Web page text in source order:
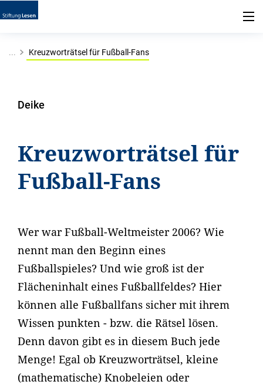
... Kreuzworträtsel für Fußball-Fans
Deike
Kreuzworträtsel für
Fußball-Fans
Wer war Fußball-Weltmeister 2006? Wie
nennt man den Beginn eines
Fußballspieles? Und wie groß ist der
Flächeninhalt eines Fußballfeldes? Hier
können alle Fußballfans sicher mit ihrem
Wissen punkten - bzw. die Rätsel lösen.
Denn davon gibt es in diesem Buch jede
Menge! Egal ob Kreuzworträtsel, kleine
(mathematische) Knobeleien oder